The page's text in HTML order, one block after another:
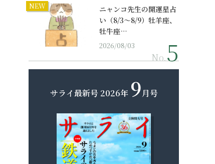
NEW
ニャンコ先生の開運星占
い（8/3～8/9）牡羊座、
牡牛座…
2026/08/03
No.
サライ最新号 2026年 9月号